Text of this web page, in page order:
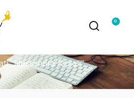
0
“alessandra fagioli”